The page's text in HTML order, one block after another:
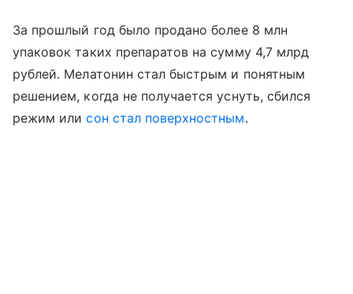
За прошлый год было продано более 8 млн
упаковок таких препаратов на сумму 4,7 млрд
рублей. Мелатонин стал быстрым и понятным
решением, когда не получается уснуть, сбился
режим илисон стал поверхностным.